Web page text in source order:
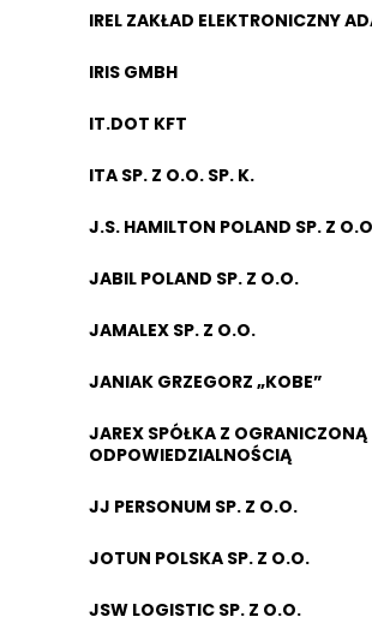
IREL ZAKŁAD ELEKTRONICZNY
IRIS GMBH
IT.DOT KFT
ITA SP. Z O.O. SP. K.
J.S. HAMILTON POLAND SP. Z
JABIL POLAND SP. Z O.O.
JAMALEX SP. Z O.O.
JANIAK GRZEGORZ „KOBE”
JAREX SPÓŁKA Z OGRANICZONĄ
ODPOWIEDZIALNOŚCIĄ
JJ PERSONUM SP. Z O.O.
JOTUN POLSKA SP. Z O.O.
JSW LOGISTIC SP. Z O.O.